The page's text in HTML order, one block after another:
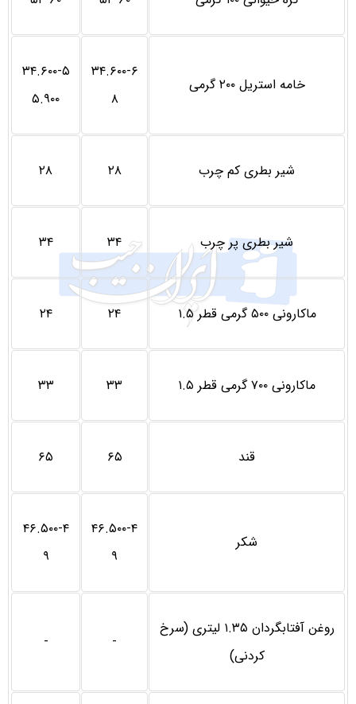
خامه استریل ۲۰۰ گرمی
۳۴.۶۰۰-۶
۸
۳۴.۶۰۰-۵
۵.۹۰۰
شیر بطری کم چرب ۲۸ ۲۸
شیر بطری پر چرب ۳۴ ۳۴
ماکارونی ۵۰۰ گرمی قطر ۱.۵ ۲۴ ۲۴
ماکارونی ۷۰۰ گرمی قطر ۱.۵ ۳۳ ۳۳
قند ۶۵ ۶۵
شکر
۴۶.۵۰۰-۴
۹
۴۶.۵۰۰-۴
۹
روغن آفتابگردان ۱.۳۵ لیتری (سرخ
کردنی)
-
-